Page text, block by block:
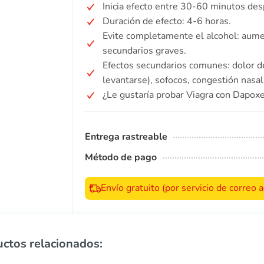
Inicia efecto entre 30-60 minutos
Duración de efecto: 4-6 horas.
Evite completamente el alcohol:
secundarios graves.
Efectos secundarios comunes: dolor
levantarse), sofocos, congestión
¿Le gustaría probar Viagra con
Entrega rastreable
Método de pago
Envío gratuito (por servicio de correo
relacionados: